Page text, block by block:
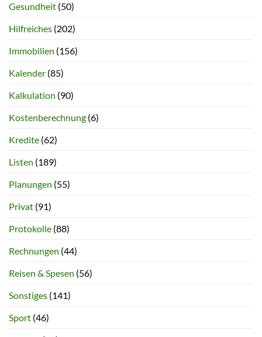
Gesundheit (50)
Hilfreiches (202)
Immobilien (156)
Kalender (85)
Kalkulation (90)
Kostenberechnung (6)
Kredite (62)
Listen (189)
Planungen (55)
Privat (91)
Protokolle (88)
Rechnungen (44)
Reisen & Spesen (56)
Sonstiges (141)
Sport (46)